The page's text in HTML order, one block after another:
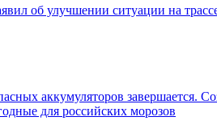
об улучшении ситуации на
аккумуляторов завершается.
для российских морозов